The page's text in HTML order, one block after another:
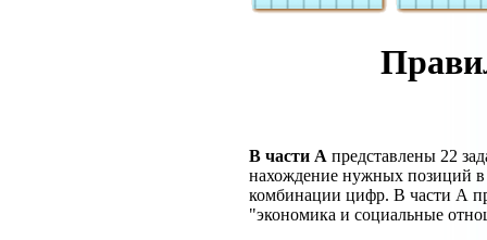
В части А представлены 22
нахождение нужных позиций в
комбинации цифр. В части А
"экономика и социальные